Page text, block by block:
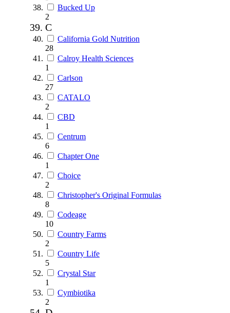
Bucked Up
2
C
California Gold Nutrition
28
Calroy Health Sciences
1
Carlson
27
CATALO
2
CBD
1
Centrum
6
Chapter One
1
Choice
2
Christopher's Original Formulas
8
Codeage
10
Country Farms
2
Country Life
5
Crystal Star
1
Cymbiotika
2